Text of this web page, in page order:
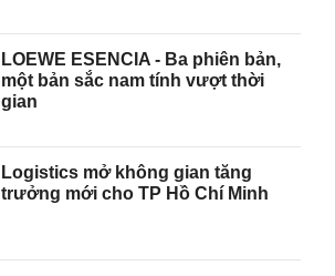
LOEWE ESENCIA - Ba phiên bản,
một bản sắc nam tính vượt thời
gian
Logistics mở không gian tăng
trưởng mới cho TP Hồ Chí Minh